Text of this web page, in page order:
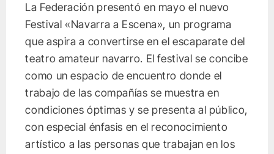
La Federación presentó en mayo el nuevo
Festival «Navarra a Escena», un programa
que aspira a convertirse en el escaparate del
teatro amateur navarro. El festival se concibe
como un espacio de encuentro donde el
trabajo de las compañías se muestra en
condiciones óptimas y se presenta al público,
con especial énfasis en el reconocimiento
artístico a las personas que trabajan en los